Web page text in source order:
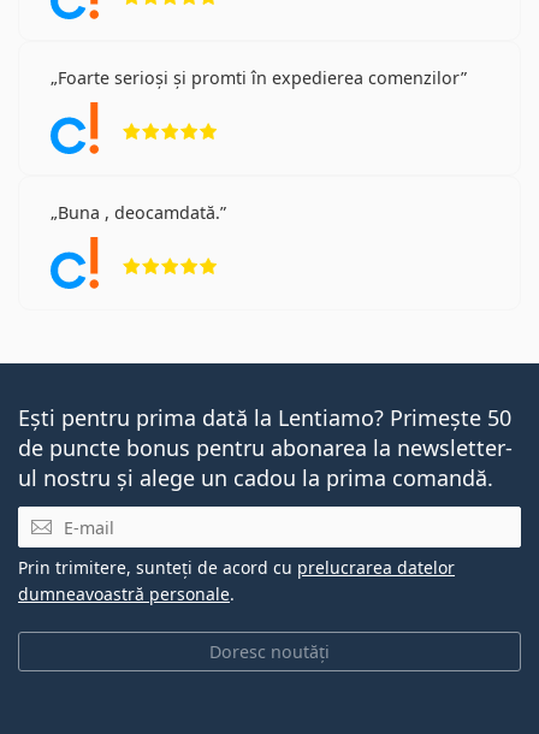
Foarte serioși și promti în expedierea comenzilor
Buna , deocamdată.
Ești pentru prima dată la Lentiamo? Primește 50
de puncte bonus pentru abonarea la newsletter-
ul nostru și alege un cadou la prima comandă.
E-mail
Doresc noutăți
Prin trimitere, sunteți de acord cu prelucrarea datelor
dumneavoastră personale.